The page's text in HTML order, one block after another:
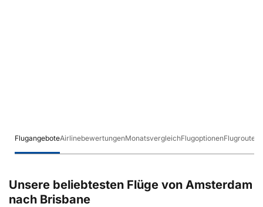
FlugangeboteAirlinebewertungenMonatsvergleichFlugoptionenFlugrouten
Unsere beliebtesten Flüge von Amsterdam
nach Brisbane